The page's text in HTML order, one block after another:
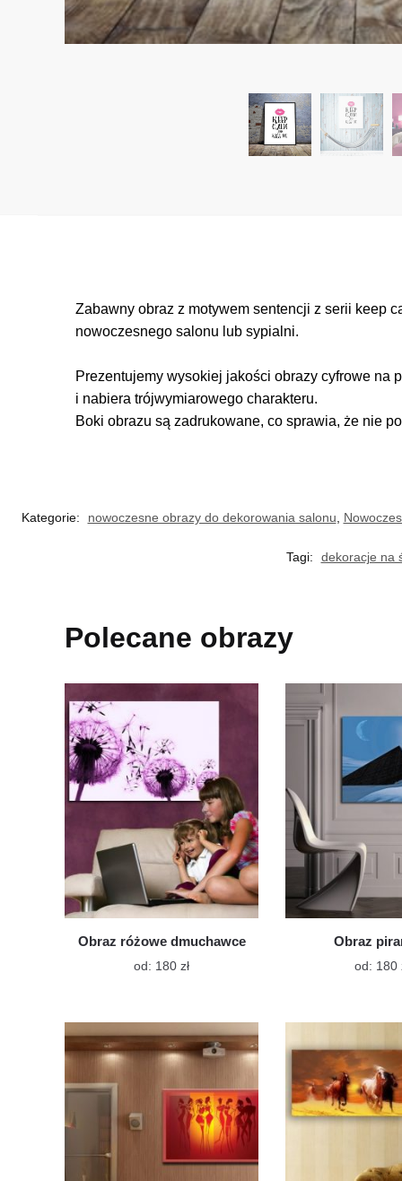
Zabawny obraz z motywem sentencji z serii keep
nowoczesnego salonu lub sypialni.
Prezentujemy wysokiej jakości obrazy cyfrowe na
i nabiera trójwymiarowego charakteru.
Boki obrazu są zadrukowane, co sprawia, że nie
Kategorie:
nowoczesne obrazy do dekorowania salonu
Tagi:
dekoracje na
Polecane obrazy
Obraz różowe dmuchawce
od: 180 złTen
wiele
wariantów.
Opcje
wybrać
na
stronie
produktu
Obraz
od: 180